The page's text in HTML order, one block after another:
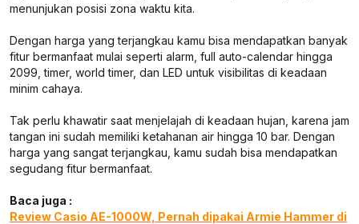
menunjukan posisi zona waktu kita.
Dengan harga yang terjangkau kamu bisa mendapatkan banyak
fitur bermanfaat mulai seperti alarm, full auto-calendar hingga
2099, timer, world timer, dan LED untuk visibilitas di keadaan
minim cahaya.
Tak perlu khawatir saat menjelajah di keadaan hujan, karena jam
tangan ini sudah memiliki ketahanan air hingga 10 bar. Dengan
harga yang sangat terjangkau, kamu sudah bisa mendapatkan
segudang fitur bermanfaat.
Baca juga :
Review Casio AE-1000W, Pernah dipakai Armie Hammer di